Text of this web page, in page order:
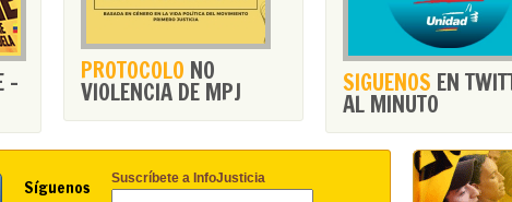
- PROTOCOLO NO
VIOLENCIA DE MPJ SIGUENOS EN
AL MINUTO
Síguenos Suscríbete a InfoJusticia